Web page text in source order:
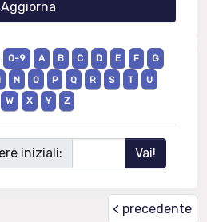
0-9 A B C D E F
G
N O P Q R S T
U
W X Y Z
iniziali:
< precedente